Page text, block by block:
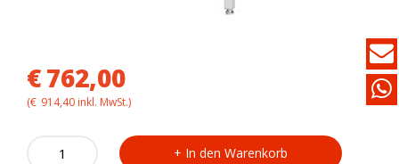
€762,00
(€ 914,40 inkl. MwSt.)
VAT15705
In den Warenkorb